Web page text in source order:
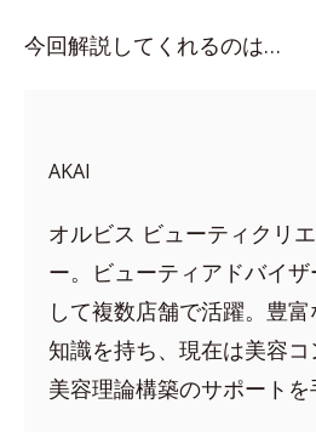
今回解説してくれるのは…
AKAI
オルビス ビューティクリ
ー。ビューティアドバイザ
して複数店舗で活躍。豊
知識を持ち、現在は美容
美容理論構築のサポートを